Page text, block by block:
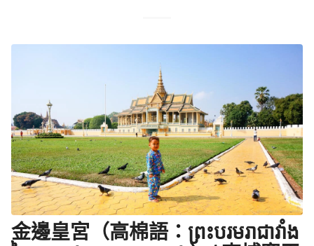
金邊皇宮（高棉語：ព្រះបរមរាជាវាំង